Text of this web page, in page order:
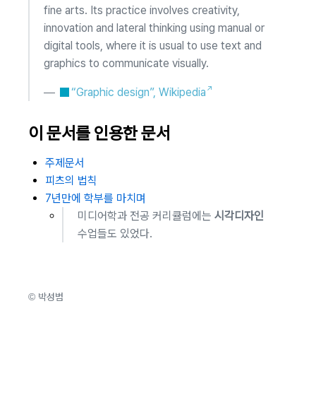
fine arts. Its practice involves creativity,
innovation and lateral thinking using manual or
digital tools, where it is usual to use text and
graphics to communicate visually.
— “Graphic design”, Wikipedia
이 문서를 인용한 문서
주제문서
피츠의 법칙
7년만에 학부를 마치며
미디어학과 전공 커리큘럼에는 시각디자인
수업들도 있었다.
© 박성범